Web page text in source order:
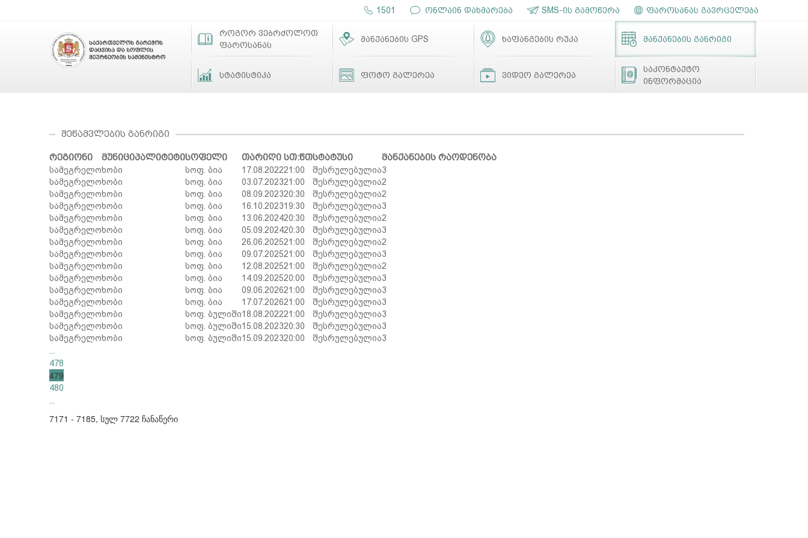
ფაროსანას გავრცელება
SMS-ის გამოწერა
ონლაინ დახმარება
1501
როგორ ვებრძოლოთ
ფაროსანას
მანქანების GPS ხაფანგების რუკა მანქანების განრიგი
სტატისტიკა ფოტო გალერეა ვიდეო გალერეა
საკონტაქტო
ინფორმაცია
ᲨᲔᲬᲐᲛᲕᲚᲔᲑᲘᲡ ᲒᲐᲜᲠᲘᲒᲘ
რეგიონი მუნიციპალიტეტისოფელი თარიღი სთ:წთსტატუსი მანქანების რაოდენობა
სამეგრელოხობი სოფ. ბია 17.08.202221:00 შესრულებულია3
სამეგრელოხობი სოფ. ბია 03.07.202321:00 შესრულებულია2
სამეგრელოხობი სოფ. ბია 08.09.202320:30 შესრულებულია2
სამეგრელოხობი სოფ. ბია 16.10.202319:30 შესრულებულია3
სამეგრელოხობი სოფ. ბია 13.06.202420:30 შესრულებულია2
სამეგრელოხობი სოფ. ბია 05.09.202420:30 შესრულებულია3
სამეგრელოხობი სოფ. ბია 26.06.202521:00 შესრულებულია2
სამეგრელოხობი სოფ. ბია 09.07.202521:00 შესრულებულია3
სამეგრელოხობი სოფ. ბია 12.08.202521:00 შესრულებულია2
სამეგრელოხობი სოფ. ბია 14.09.202520:00 შესრულებულია3
სამეგრელოხობი სოფ. ბია 09.06.202621:00 შესრულებულია3
სამეგრელოხობი სოფ. ბია 17.07.202621:00 შესრულებულია3
სამეგრელოხობი სოფ. ბულიში18.08.202221:00 შესრულებულია3
სამეგრელოხობი სოფ. ბულიში15.08.202320:30 შესრულებულია3
სამეგრელოხობი სოფ. ბულიში15.09.202320:00 შესრულებულია3
478
479
480
7171 - 7185, სულ 7722 ჩანაწერი